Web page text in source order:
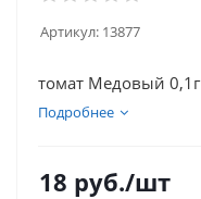
Артикул: 13877
томат Медовый 0,1г
Подробнее
18 руб./шт